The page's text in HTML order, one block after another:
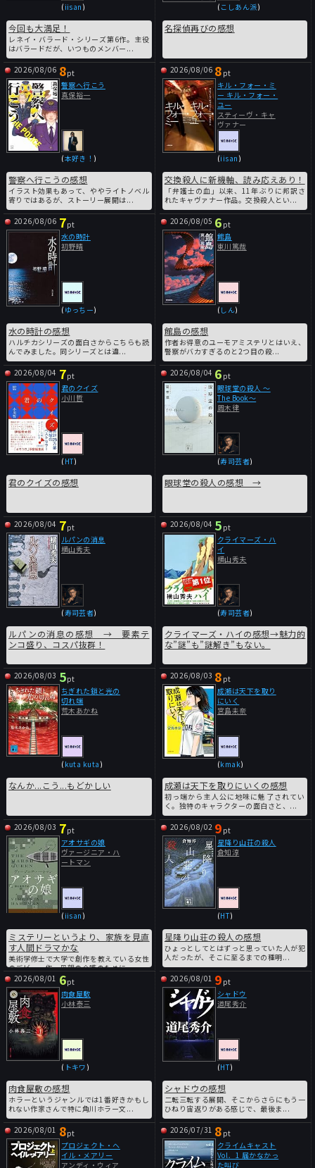
( iisan )
今回も大満足！
レネイ・バラード・シリーズ第6作。主役
はバラードだが、いつものメンバー...
( こしあん派)
名探偵再びの感想
2026/08/06 8pt
(本好き！ )
警察へ行こうの感想
イラスト効果もあって、ややライトノベル
寄りではあるが、ストーリー展開は...
警察へ行こう
真保裕一
2026/08/06 8 pt
(iisan )
交換殺人に新機軸、読み応えあり！
「弁護士の血」以来、11年ぶりに邦訳さ
れたキャヴァナー作品。交換殺人とい...
キル・フォー・ミ
ー キル・フォー・
ユー
スティーヴ・キャ
ヴァナー
2026/08/06 7pt
( ゆっちー)
水の時計の感想
ハルチカシリーズの面白さからこちらも読
んでみました。同シリーズとは違...
水の時計
初野晴
2026/08/05 6 pt
( しん)
館島の感想
作者お得意のユーモアミステリとはいえ、
警察がバカすぎるのと2つ目の殺...
館島
東川篤哉
2026/08/04 7pt
( HT)
君のクイズの感想
君のクイズ
小川哲
2026/08/04 6 pt
(寿司芸者)
眼球堂の殺人の感想 →
眼球堂の殺人 ～
The Book～
周木律
2026/08/04 7pt
(寿司芸者)
ルパンの消息の感想 → 要素テ
ンコ盛り、コスパ抜群！
ルパンの消息
横山秀夫
2026/08/04 5 pt
(寿司芸者)
クライマーズ・ハイの感想→魅力的
な”謎”も”謎解き”もない。
クライマーズ・ハ
イ
横山秀夫
2026/08/03 5pt
( kuta kuta )
なんか...こう...もどかしい
ちぎれた鎖と光の
切れ端
荒木あかね
2026/08/03 8 pt
(kmak)
成瀬は天下を取りにいくの感想
初っ端から主人公に地味に魅了されてい
く。独特のキャラクターの面白さと、...
成瀬は天下を取り
にいく
宮島未奈
2026/08/03 7pt
( iisan )
ミステリーというより、家族を見直
す人間ドラマかな
美術学修士で大学で創作を教えている女性
のデビュー作。母親の介護のために...
アオサギの娘
ヴァージニア・ハ
ートマン
2026/08/02 9 pt
(HT)
星降り山荘の殺人の感想
ひょっとしてとはずっと思っていた人が犯
人だったが、そこに至るまでの種明...
星降り山荘の殺人
倉知淳
2026/08/01 6pt
( トキワ )
肉食屋敷の感想
ホラーというジャンルでは1番好きかもし
れない作家さんで特に角川ホラー文...
肉食屋敷
小林泰三
2026/08/01 9 pt
(HT)
シャドウの感想
二転三転する展開、そこからさらにもう一
ひねり宙返りがある感じで、最後ま...
シャドウ
道尾秀介
2026/08/01 8pt
プロジェクト・ヘ
イル・メアリー
アンディ・ウィア
2026/07/31 8 pt
クライムキャスト
Vol．1 届かなかっ
た叫び